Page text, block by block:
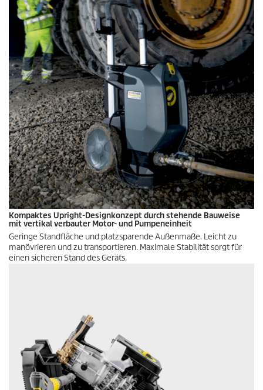
Kompaktes Upright-Designkonzept durch stehende Bauweise
mit vertikal verbauter Motor- und Pumpeneinheit
Geringe Standfläche und platzsparende Außenmaße. Leicht zu
manövrieren und zu transportieren. Maximale Stabilität sorgt für
einen sicheren Stand des Geräts.